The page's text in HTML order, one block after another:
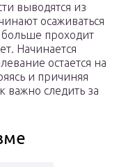
выводятся из
осаживаться
больше проходит
Начинается
остается на
и причиняя
важно следить за